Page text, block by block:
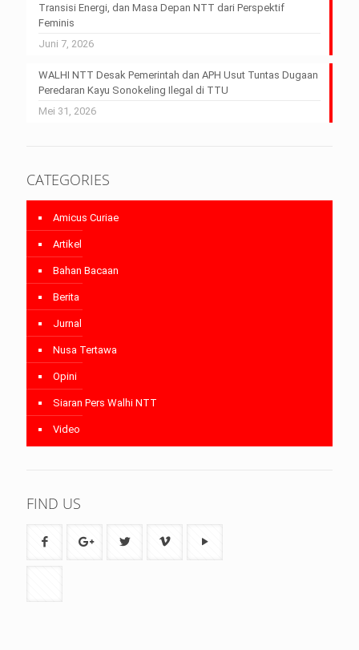
Transisi Energi, dan Masa Depan NTT dari Perspektif
Feminis
Juni 7, 2026
WALHI NTT Desak Pemerintah dan APH Usut Tuntas Dugaan
Peredaran Kayu Sonokeling Ilegal di TTU
Mei 31, 2026
CATEGORIES
Amicus Curiae
Artikel
Bahan Bacaan
Berita
Jurnal
Nusa Tertawa
Opini
Siaran Pers Walhi NTT
Video
FIND US